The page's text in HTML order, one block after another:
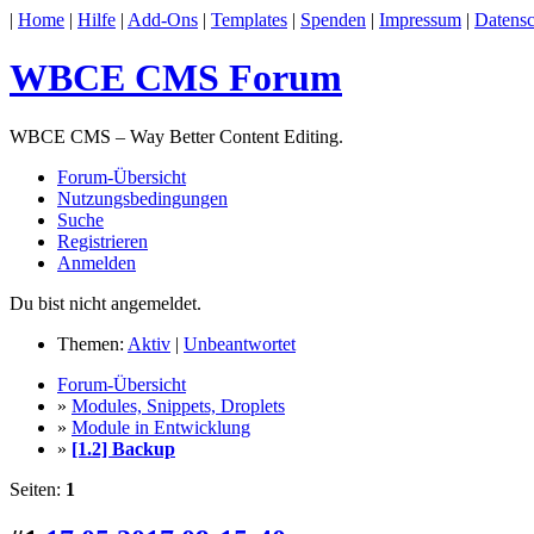
| Home | Hilfe | Add-Ons | Templates | Spenden | Impressum |
WBCE CMS Forum
WBCE CMS – Way Better Content Editing.
Forum-Übersicht
Nutzungsbedingungen
Suche
Registrieren
Anmelden
Du bist nicht angemeldet.
Themen: Aktiv | Unbeantwortet
Forum-Übersicht
» Modules, Snippets, Droplets
» Module in Entwicklung
» [1.2] Backup
Seiten: 1